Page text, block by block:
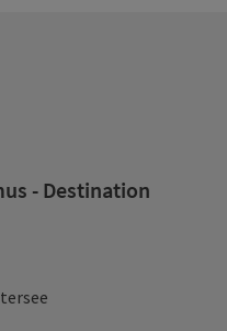
- Destination